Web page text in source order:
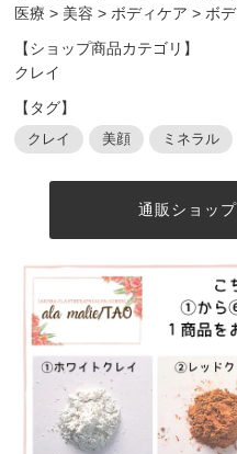
医療 > 美容 > ボディケア > ボ
【ショップ商品カテゴリ】
クレイ
【タグ】
クレイ 美顔 ミネラル
通販ショッ